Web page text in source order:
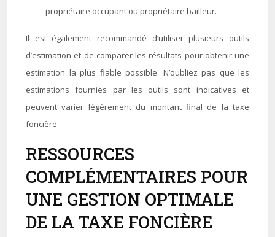
propriétaire occupant ou propriétaire bailleur.
Il est également recommandé d’utiliser plusieurs outils
d’estimation et de comparer les résultats pour obtenir une
estimation la plus fiable possible. N’oubliez pas que les
estimations fournies par les outils sont indicatives et
peuvent varier légèrement du montant final de la taxe
foncière.
RESSOURCES
COMPLÉMENTAIRES POUR
UNE GESTION OPTIMALE
DE LA TAXE FONCIÈRE